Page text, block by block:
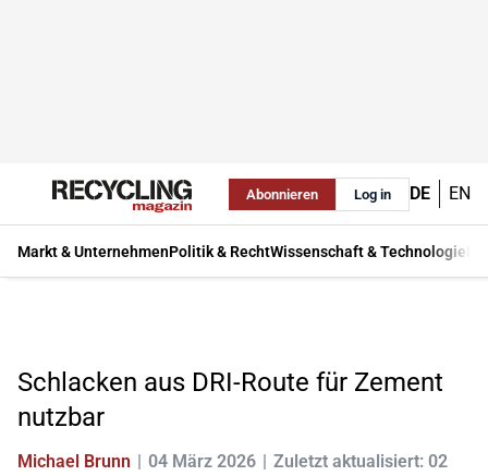
Abonnieren Log in DE EN
Markt & UnternehmenPolitik & RechtWissenschaft & Technologie
Schlacken aus DRI-Route für Zement
nutzbar
Michael Brunn 04 März 2026
Zuletzt aktualisiert: 02